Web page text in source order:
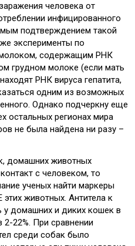
человека от
инфицированного
подтверждением такой
эксперименты по
содержащим РНК
грудном молоке (если мать
РНК вируса гепатита,
одним из возможных
Однако подчеркну еще
остальных регионах мира
не была найдена ни разу –
домашних животных
с человеком, то
ученых найти маркеры
животных. Антитела к
у домашних и диких кошек в
2-22%. При сравнении
среди собак было